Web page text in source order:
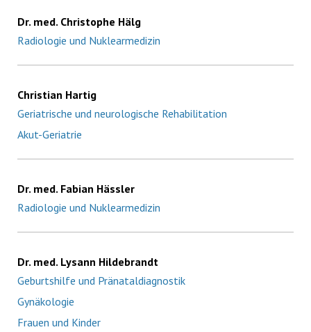
Dr. med. Christophe Hälg
Radiologie und Nuklearmedizin
Christian Hartig
Geriatrische und neurologische Rehabilitation
Akut-Geriatrie
Dr. med. Fabian Hässler
Radiologie und Nuklearmedizin
Dr. med. Lysann Hildebrandt
Geburtshilfe und Pränataldiagnostik
Gynäkologie
Frauen und Kinder